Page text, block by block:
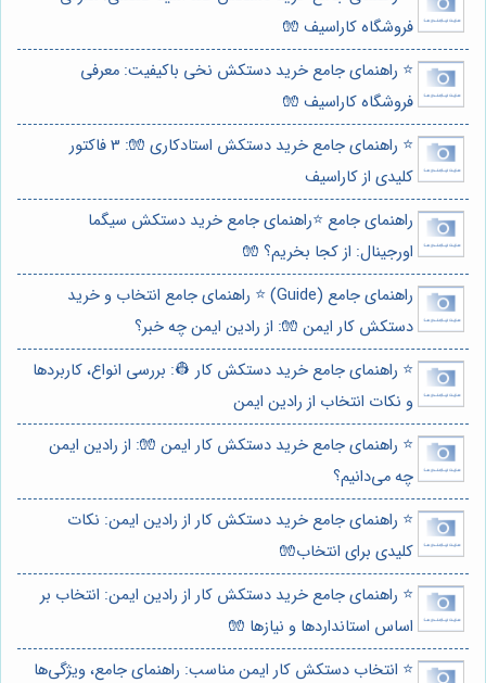
فروشگاه کاراسیف 🧤
⭐️ راهنمای جامع خرید دستکش نخی باکیفیت: معرفی
فروشگاه کاراسیف 🧤
⭐️ راهنمای جامع خرید دستکش استادکاری 🧤: 3 فاکتور
کلیدی از کاراسیف
راهنمای جامع ⭐️راهنمای جامع خرید دستکش سیگما
اورجینال: از کجا بخریم؟ 🧤
راهنمای جامع (Guide) ⭐️ راهنمای جامع انتخاب و خرید
دستکش کار ایمن 🧤: از رادین ایمن چه خبر؟
⭐️ راهنمای جامع خرید دستکش کار 👷: بررسی انواع، کاربردها
و نکات انتخاب از رادین ایمن
⭐️ راهنمای جامع خرید دستکش کار ایمن 🧤: از رادین ایمن
چه می‌دانیم؟
⭐️ راهنمای جامع خرید دستکش کار از رادین ایمن: نکات
کلیدی برای انتخاب🧤
⭐️ راهنمای جامع خرید دستکش کار از رادین ایمن: انتخاب بر
اساس استانداردها و نیازها 🧤
⭐️ انتخاب دستکش کار ایمن مناسب: راهنمای جامع، ویژگی‌ها